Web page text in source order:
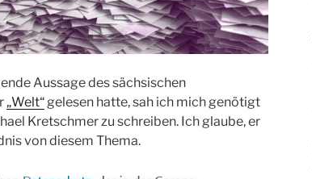
Aussage des sächsischen
„Welt“ gelesen hatte, sah ich mich genötigt
Kretschmer zu schreiben. Ich glaube, er
von diesem Thema.